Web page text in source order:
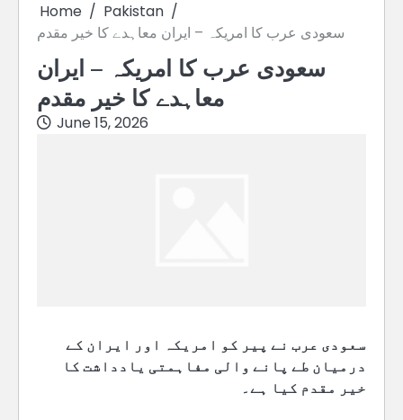
Home
Pakistan
سعودی عرب کا امریکہ – ایران معاہدے کا خیر مقدم
سعودی عرب کا امریکہ – ایران
معاہدے کا خیر مقدم
June 15, 2026
سعودی عرب نے پیر کو امریکہ اور ایران کے
درمیان طے پانے والی مفاہمتی یادداشت کا
خیر مقدم کیا ہے۔